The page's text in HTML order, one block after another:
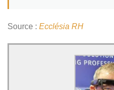
Source : Ecclésia RH